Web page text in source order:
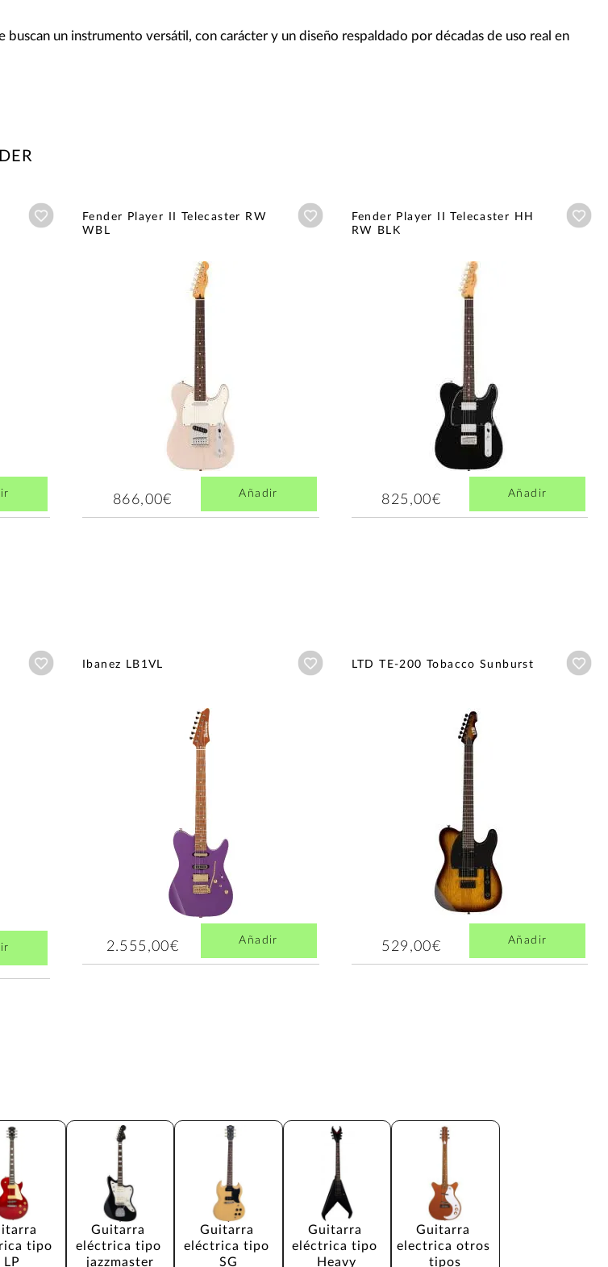
buscan un instrumento versátil, con carácter y un diseño respaldado por décadas de uso real en
Añadir a wishlist
Fender Player II Telecaster RW
WBL
Añadir a wishlist
866,00€ Añadir
Fender Player II Telecaster HH
RW BLK
825,00€ Añadir
Añadir a wishlist
Ibanez LB1VL Añadir a wishlist
2.555,00€ Añadir
LTD TE-200 Tobacco Sunburst
529,00€ Añadir
tipo
LP
Guitarra
eléctrica tipo
jazzmaster
Guitarra
eléctrica tipo
SG
Guitarra
eléctrica tipo
Heavy
Guitarra
electrica otros
tipos